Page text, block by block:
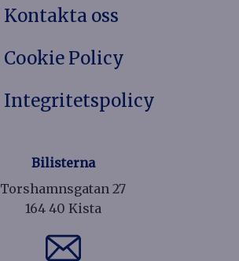
Kontakta oss
Cookie Policy
Integritetspolicy
Bilisterna
Torshamnsgatan 27
164 40 Kista